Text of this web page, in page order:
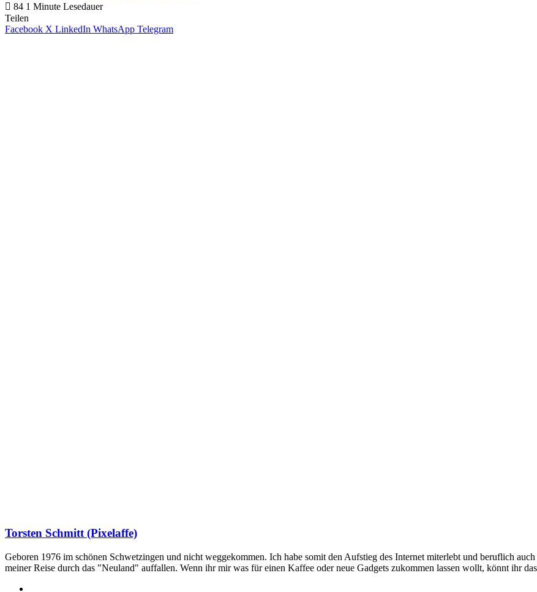
84 1 Minute Lesedauer
Teilen
Facebook X LinkedIn WhatsApp Telegram
Torsten Schmitt (Pixelaffe)
Geboren 1976 im schönen Schwetzingen und nicht weggekommen. Ich habe somit den Aufstieg des Internet miterlebt und beruflich
meiner Reise durch das "Neuland" auffallen. Wenn ihr mir was für einen Kaffee oder neue Gadgets zukommen lassen wollt, könnt ihr